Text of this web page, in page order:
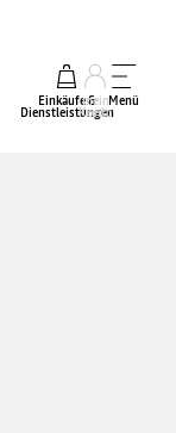
Einkäufe &
Dienstleistungen
mein
Konto
Menü